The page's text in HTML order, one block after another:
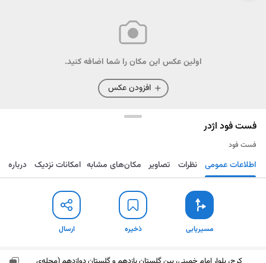
اولین عکس این مکان را شما اضافه کنید.
افزودن عکس
فست فود اژدر
فست فود
مسیریابی ذخیره ارسال اطلاعات عمومی نظرات تصاویر مکان‌های مشابه امکانات نزدیک درباره
مسیریابی ذخیره ارسال